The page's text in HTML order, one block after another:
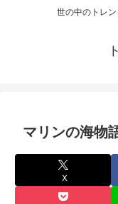
世の中のトレン
マリンの海物
X